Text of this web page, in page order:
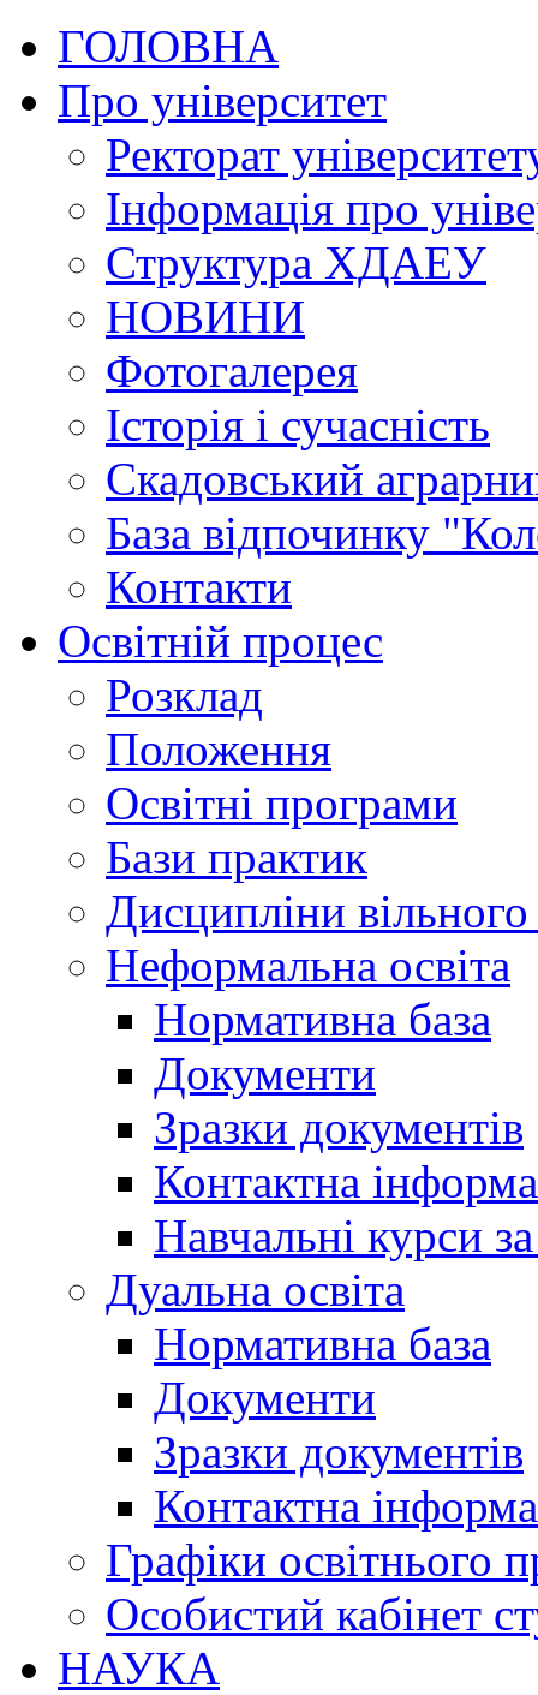
ГОЛОВНА
Про університет
Ректорат
Інформація про
Структура ХДАЕУ
НОВИНИ
Фотогалерея
Історія і сучасність
Скадовський
База відпочинку
Контакти
Освітній процес
Розклад
Положення
Освітні програми
Бази практик
Дисципліни
Неформальна освіта
Нормативна база
Документи
Зразки документів
Контактна
Навчальні курси
Дуальна освіта
Нормативна база
Документи
Зразки документів
Контактна
Графіки освітнього
Особистий кабінет
НАУКА